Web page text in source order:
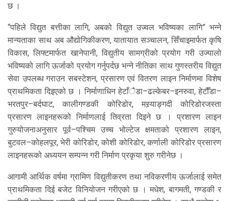
छ ।
“पहिले विद्युत बत्तीका लागि, अबको विद्युत उज्वल भविष्यका लागि” भन्ने
मान्यताका साथ अब औद्योगिकीकरण, यातायात सञ्चालन, सिँचाइमार्फत कृषि
विकास, लिफ्टमार्फत खानेपानी, विद्युतीय सामग्रीको प्रयोग गरी उज्यालो
भविष्यको लागि ऊर्जाको प्रयोग गर्नुपर्दछ भन्ने नीतिका साथ गुणस्तरीय विद्युत
सेवा उपलब्ध गराउन सबस्टेशन, प्रसारण एवं वितरण लाइन निर्माणमा विशेष
प्राथमिकता दिइएको छ । निर्माणाधिन हेटाँैडा–ढल्केबर–इनरुवा, हेटौँडा–
भरतपुर–बर्दघाट, कालीगण्डकी कोरिडोर, मस्र्याङ्गदी कोरिडोरजस्ता
प्रसारण लाइनहरूको निर्माणलाई तिव्रता दिइने छ । प्रशारण लाइन
गुरुयोजनाअनुसार पूर्व–पश्चिम उच्च भोल्टेज क्षमताको प्रशारण लाइन,
बुटवल–कोहलपूर, भेरी कोरिडोर, कोशी कोरिडोर, कर्णाली कोरिडोर प्रसारण
लाइनहरूको अध्ययन सम्पन्न गरी निर्माण प्रकृया शुरु गरीनेछ ।
आगामी आर्थिक वर्षमा ग्रामिण विद्युतीकरण तथा नविकरणीय ऊर्जालाई समेत
प्राथमिकता दिई बजेट विनियोजन गरीएको छ । मधेश, बागमती, गण्डकी र